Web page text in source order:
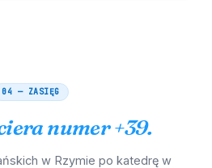
04 — ZASIĘG
numer +39.
w Rzymie po katedrę w